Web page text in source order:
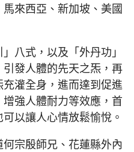
來西亞、新加坡、美國
八式，以及「外丹功」
發人體的先天之炁，再
灌全身，進而達到促進
強人體耐力等效應，首
以讓人心情放鬆愉悅。
宗殷師兄、花蓮縣外內